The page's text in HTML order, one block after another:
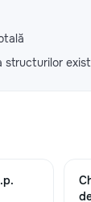
structurilor